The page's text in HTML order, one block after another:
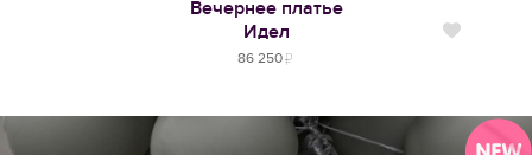
Вечернее платье
Идел
86 250